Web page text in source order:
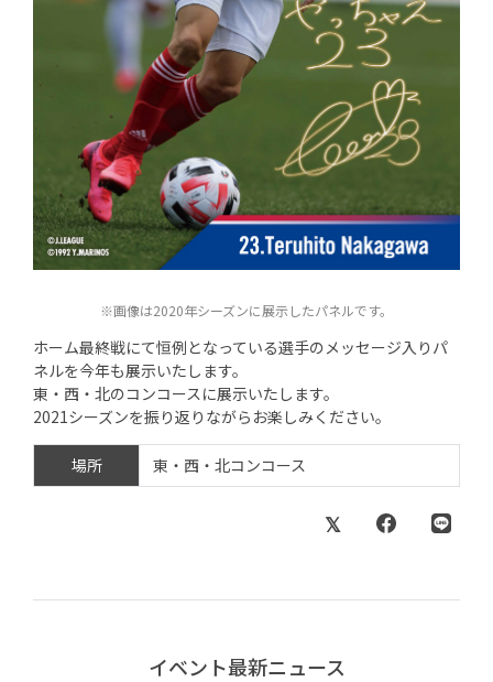
※画像は2020年シーズンに展示したパネルです。
ホーム最終戦にて恒例となっている選手のメッセージ入りパ
ネルを今年も展示いたします。
東・西・北のコンコースに展示いたします。
2021シーズンを振り返りながらお楽しみください。
場所 東・西・北コンコース
イベント最新ニュース